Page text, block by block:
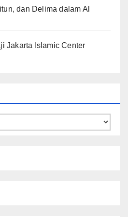
dan Delima dalam Al
Jakarta Islamic Center